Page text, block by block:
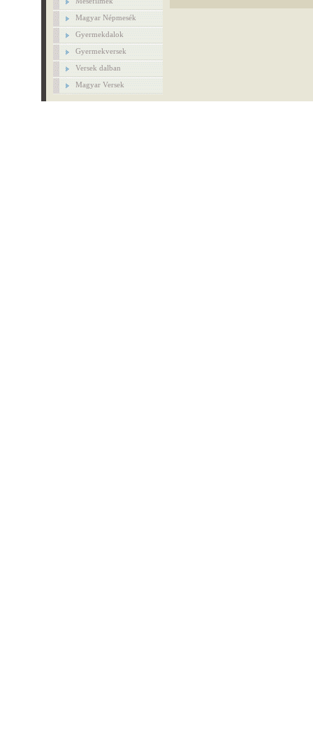
Magyar Népmesék
Gyermekdalok
Gyermekversek
Versek dalban
Magyar Versek